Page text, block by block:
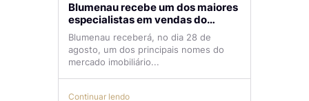
Blumenau recebe um dos maiores
especialistas em vendas do
mercado imobiliário
Blumenau receberá, no dia 28 de
agosto, um dos principais nomes do
mercado imobiliário...
Continuar lendo